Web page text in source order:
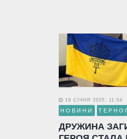
18 СІЧНЯ 2025, 11:54
НОВИНИ
ДРУЖИНА